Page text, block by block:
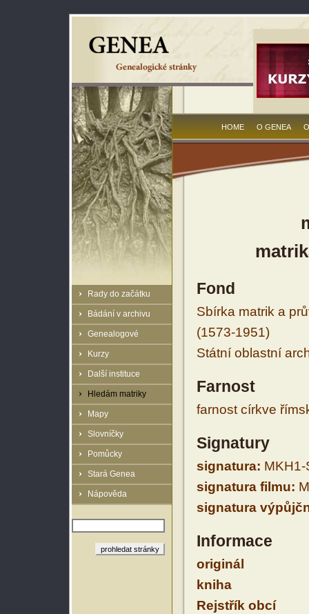
Rady do začátku
Bádání v archivu
Genealogové
Kurzy
Další instituce
Hledám matriky
Mapy
Slovníčky
Pomůcky
Stará Genea
Nápověda
HOME O GENEA
Fond
Sbírka matrik a
(1573-1951)
Státní oblastní
Farnost
farnost církve
Signatury
signatura: MKH1-
signatura filmu:
signatura
Informace
originál
kniha
Rejstřík obcí